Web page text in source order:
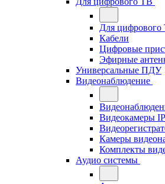
Для цифрового
Кабели
Цифровые
Эфирные
Универсальные ПДУ
Видеонаблюдение
Видеокамеры IP
Камеры
Комплекты
Аудио системы